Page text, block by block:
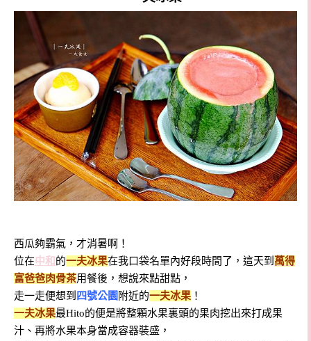
西瓜夠霸氣，才消暑啊！
位在中和 的一夫冰果在我口袋名單內好段時間了，這天到 萬得
富爸爸肉骨茶用餐後，想說來點甜點，
走一走便想到 四號公園 附近的一夫冰果 ！
一夫冰果最Hito的便是將整顆水果裏頭的果肉挖出來打成果
汁、再將水果本身當成容器裝盛，